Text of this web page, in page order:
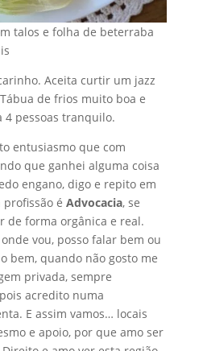
talos e folha de beterraba
Aceita curtir um jazz
de frios muito boa e
4 pessoas tranquilo.
entusiasmo que com
que ganhei alguma coisa
engano, digo e repito em
é Advocacia, se
de forma orgânica e real.
onde vou, posso falar bem ou
bem, quando não gosto me
privada, sempre
acredito numa
E assim vamos… locais
e apoio, por que amo ser